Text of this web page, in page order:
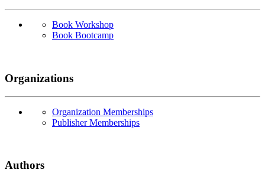
Book Workshop
Book Bootcamp
Organizations
Organization Memberships
Publisher Memberships
Authors